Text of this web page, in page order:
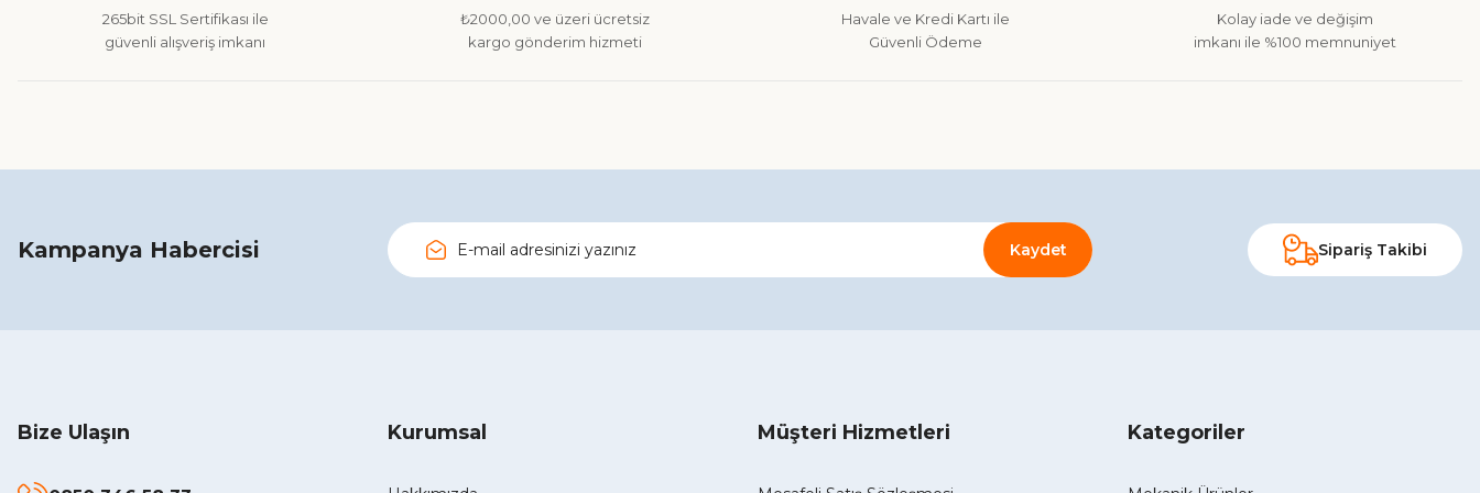
Ürün fiyatı diğer sitelerden daha pahalı.
265bit SSL Sertifikası ile
güvenli alışveriş imkanı
₺2000,00 ve üzeri ücretsiz
kargo gönderim hizmeti
Havale ve Kredi Kartı ile
Güvenli Ödeme
Kolay iade ve değişim
imkanı ile %100 memnuniyet
Kampanya Habercisi Kaydet Sipariş Takibi
Bize Ulaşın Kurumsal Müşteri Hizmetleri Kategoriler